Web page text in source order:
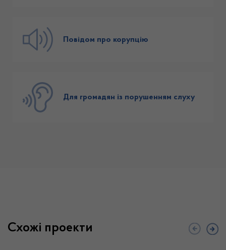
Повідом про корупцію
Для громадян із порушенням слуху
Схожі проекти